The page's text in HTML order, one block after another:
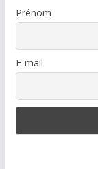
Prénom
E-mail